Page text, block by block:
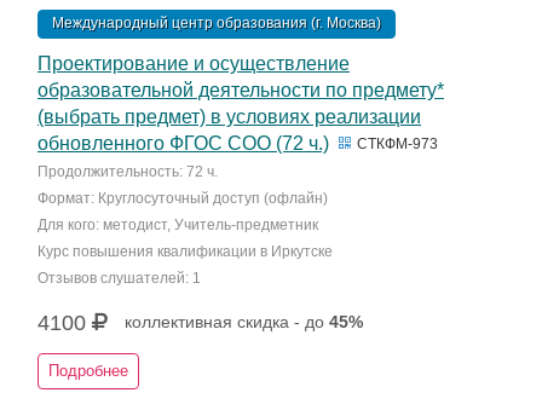
Международный центр образования (г. Москва)
Проектирование и осуществление
образовательной деятельности по предмету*
(выбрать предмет) в условиях реализации
обновленного ФГОС СОО (72 ч.)
СТКФМ-973
Продолжительность: 72 ч.
Формат: Круглосуточный доступ (офлайн)
Для кого: методист, Учитель-предметник
Курс повышения квалификации в Иркутске
Отзывов слушателей: 1
4100 коллективная скидка - до 45%
Подробнее